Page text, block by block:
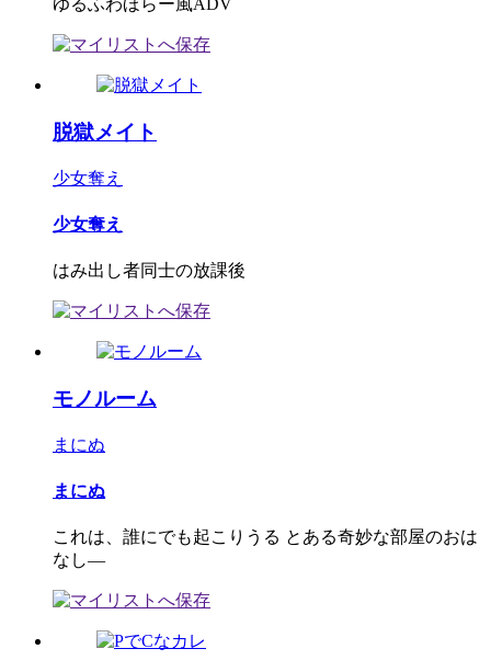
ゆるふわほらー風ADV
脱獄メイト
少女奪え
少女奪え
はみ出し者同士の放課後
モノルーム
まにぬ
まにぬ
これは、誰にでも起こりうる とある奇妙な部屋のおは
なし―